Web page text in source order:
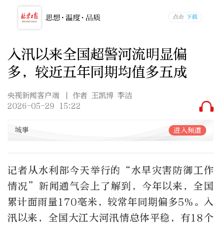
入汛以来全国超警河流明显偏
多，较近五年同期均值多五成
央视新闻客户端
| 作者 王凯博 李洁
2026-05-29 15:22
城事 进入频道
记者从水利部今天举行的“水旱灾害防御工作
情况”新闻通气会上了解到，今年以来，全国
累计面雨量170毫米，较常年同期偏多5%。入
汛以来，全国大江大河汛情总体平稳，有18个